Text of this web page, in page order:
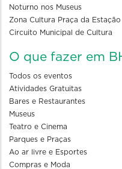
Noturno nos Museus
Zona Cultura Praça da Estação
Circuito Municipal de Cultura
O que fazer em
Todos os eventos
Atividades Gratuitas
Bares e Restaurantes
Museus
Teatro e Cinema
Parques e Praças
Ao ar livre e Esportes
Compras e Moda